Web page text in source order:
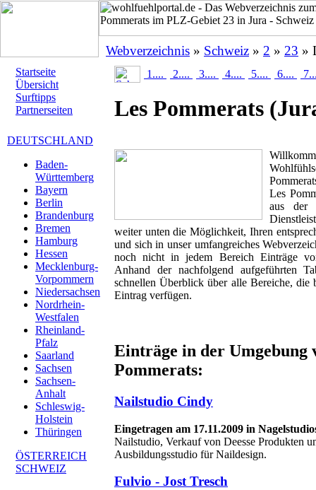
Webverzeichnis » Schweiz » 2 » 23 »
Startseite
Übersicht
Surftipps
Partnerseiten
DEUTSCHLAND
Baden-
Württemberg
Bayern
Berlin
Brandenburg
Bremen
Hamburg
Hessen
Mecklenburg-
Vorpommern
Niedersachsen
Nordrhein-
Westfalen
Rheinland-
Pfalz
Saarland
Sachsen
Sachsen-
Anhalt
Schleswig-
Holstein
Thüringen
ÖSTERREICH
SCHWEIZ
1.... 2.... 3.... 4.... 5.... 6....
Les Pommerats
Les
aus der
weiter unten die Möglichkeit, Ihren
und sich in unser umfangreiches
noch nicht in jedem Bereich Einträge
Anhand der nachfolgend aufgeführten
schnellen Überblick über alle Bereiche, die
Eintrag verfügen.
Einträge in der Umgebung
Pommerats:
Nailstudio Cindy
Eingetragen am 17.11.2009 in
Nailstudio, Verkauf von Deesse Produkten
Ausbildungsstudio für Naildesign.
Fulvio - Jost Tresch